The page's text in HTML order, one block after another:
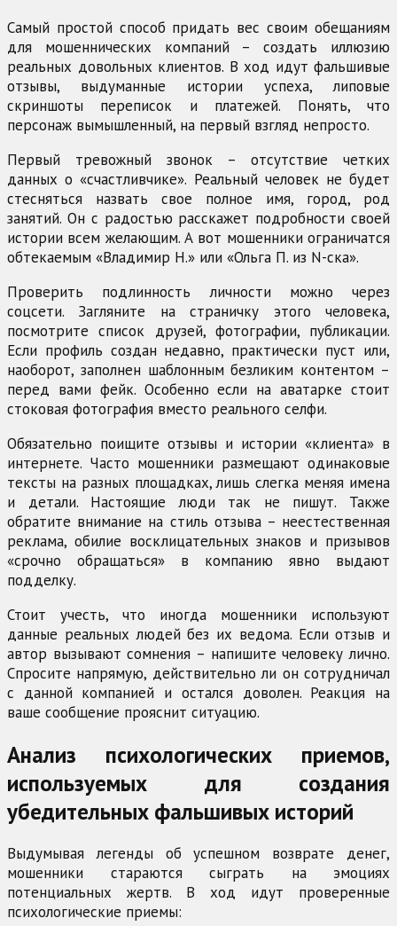
Самый простой способ придать вес своим обещаниям
для мошеннических компаний – создать иллюзию
реальных довольных клиентов. В ход идут фальшивые
отзывы, выдуманные истории успеха, липовые
скриншоты переписок и платежей. Понять, что
персонаж вымышленный, на первый взгляд непросто.
Первый тревожный звонок – отсутствие четких
данных о «счастливчике». Реальный человек не будет
стесняться назвать свое полное имя, город, род
занятий. Он с радостью расскажет подробности своей
истории всем желающим. А вот мошенники ограничатся
обтекаемым «Владимир Н.» или «Ольга П. из N-ска».
Проверить подлинность личности можно через
соцсети. Загляните на страничку этого человека,
посмотрите список друзей, фотографии, публикации.
Если профиль создан недавно, практически пуст или,
наоборот, заполнен шаблонным безликим контентом –
перед вами фейк. Особенно если на аватарке стоит
стоковая фотография вместо реального селфи.
Обязательно поищите отзывы и истории «клиента» в
интернете. Часто мошенники размещают одинаковые
тексты на разных площадках, лишь слегка меняя имена
и детали. Настоящие люди так не пишут. Также
обратите внимание на стиль отзыва – неестественная
реклама, обилие восклицательных знаков и призывов
«срочно обращаться» в компанию явно выдают
подделку.
Стоит учесть, что иногда мошенники используют
данные реальных людей без их ведома. Если отзыв и
автор вызывают сомнения – напишите человеку лично.
Спросите напрямую, действительно ли он сотрудничал
с данной компанией и остался доволен. Реакция на
ваше сообщение прояснит ситуацию.
Анализ психологических приемов,
используемых для создания
убедительных фальшивых историй
Выдумывая легенды об успешном возврате денег,
мошенники стараются сыграть на эмоциях
потенциальных жертв. В ход идут проверенные
психологические приемы: